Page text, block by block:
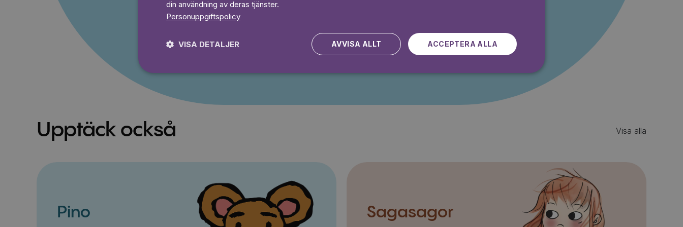
Prova 7 dagar gratis
Upptäck också Visa alla
Pino Sagasagor
din användning av deras tjänster.
Personuppgiftspolicy
ACCEPTERA ALLA
AVVISA ALLT
VISA DETALJER